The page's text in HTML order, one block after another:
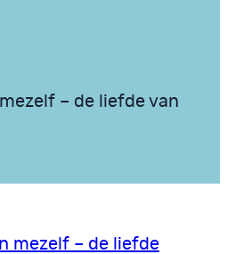
– de liefde van
mezelf – de liefde